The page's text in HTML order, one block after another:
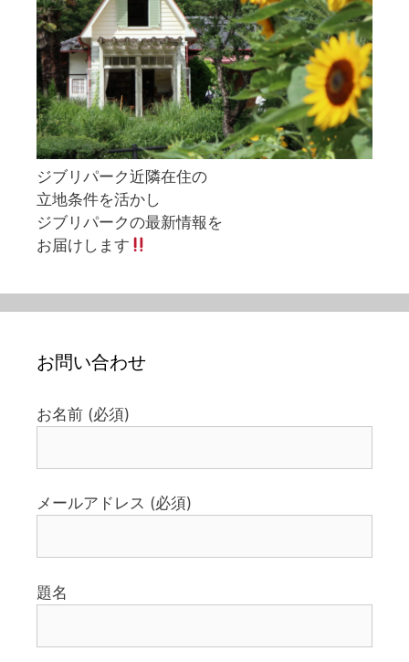
ジブリパーク近隣在住の
立地条件を活かし
ジブリパークの最新情報を
お届けします
お問い合わせ
お名前 (必須)
メールアドレス (必須)
題名